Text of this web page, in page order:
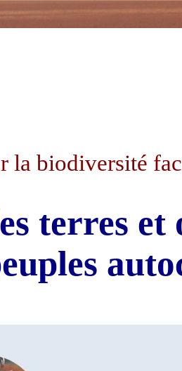
la biodiversité
terres et